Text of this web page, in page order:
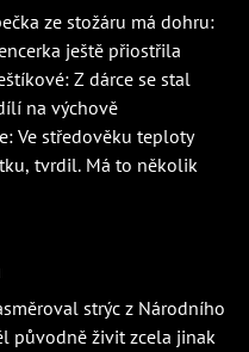
ze stožáru má dohru:
ještě přiostřila
Z dárce se stal
na výchově
Ve středověku teploty
tvrdil. Má to několik
strýc z Národního
původně živit zcela jinak